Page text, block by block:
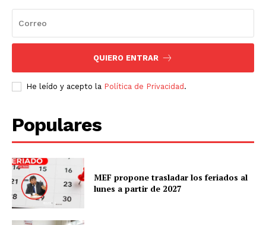
QUIERO ENTRAR
He leído y acepto la Política de Privacidad.
Populares
MEF propone trasladar los feriados al
lunes a partir de 2027